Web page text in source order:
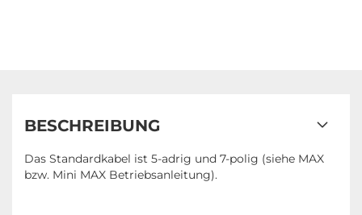
BESCHREIBUNG
Das Standardkabel ist 5-adrig und 7-polig (siehe MAX
bzw. Mini MAX Betriebsanleitung).